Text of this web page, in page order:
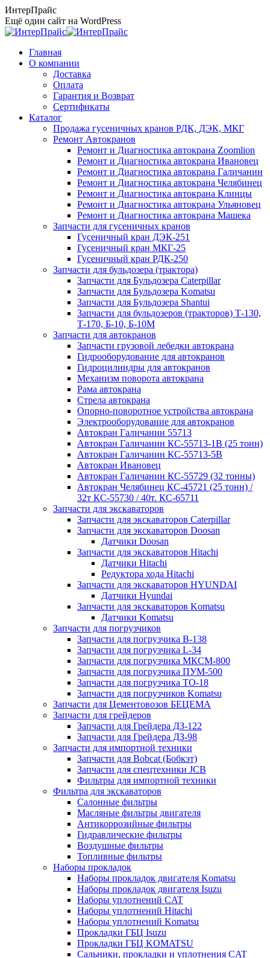
Перейти
к
содержанию
ИнтерПрайс
Ещё один сайт на WordPress
Главная
О компании
Доставка
Оплата
Гарантия и Возврат
Сертификаты
Каталог
Продажа гусеничных кранов РДК, ДЭК, МКГ
Ремонт Автокранов
Ремонт и Диагностика автокрана Zoomlion
Ремонт и Диагностика автокрана Ивановец
Ремонт и Диагностика автокрана Галичанин
Ремонт и Диагностика автокрана Челябинец
Ремонт и Диагностика автокрана Клинцы
Ремонт и Диагностика автокрана Ульяновец
Ремонт и Диагностика автокрана Машека
Запчасти для гусеничных кранов
Гусеничный кран ДЭК-251
Гусеничный кран МКГ-25
Гусеничный кран РДК-250
Запчасти для бульдозера (трактора)
Запчасти для Бульдозера Caterpillar
Запчасти для Бульдозера Komatsu
Запчасти для Бульдозера Shantui
Запчасти для бульдозеров (тракторов) Т-130,
Т-170, Б-10, Б-10М
Запчасти для автокранов
Запчасти грузовой лебедки автокрана
Гидрооборудование для автокранов
Гидроцилиндры для автокранов
Механизм поворота автокрана
Рама автокрана
Стрела автокрана
Опорно-поворотное устройства автокрана
Электрооборудование для автокранов
Автокран Галичанин 55713
Автокран Галичанин КС-55713-1В (25 тонн)
Автокран Галичанин КС-55713-5В
Автокран Ивановец
Автокран Галичанин КС-55729 (32 тонны)
Автокран Челябинец КС-45721 (25 тонн) /
32т КС-55730 / 40т. КС-65711
Запчасти для экскаваторов
Запчасти для экскаваторов Caterpillar
Запчасти для экскаваторов Doosan
Датчики Doosan
Запчасти для экскаваторов Hitachi
Датчики Hitachi
Редуктора хода Hitachi
Запчасти для экскаваторов HYUNDAI
Датчики Hyundai
Запчасти для экскаваторов Komatsu
Датчики Komatsu
Запчасти для погрузчиков
Запчасти для погрузчика B-138
Запчасти для погрузчика L-34
Запчасти для погрузчика МКСМ-800
Запчасти для погрузчика ПУМ-500
Запчасти для погрузчика ТО-18
Запчасти для погрузчиков Komatsu
Запчасти для Цементовозов БЕЦЕМА
Запчасти для грейдеров
Запчасти для Грейдера ДЗ-122
Запчасти для Грейдера ДЗ-98
Запчасти для импортной техники
Запчасти для Bobcat (Бобкэт)
Запчасти для спецтехники JCB
Фильтры для импортной техники
Фильтра для экскаваторов
Салонные фильтры
Масляные фильтры двигателя
Антикоррозийные фильтры
Гидравлические фильтры
Воздушные фильтры
Топливные фильтры
Наборы прокладок
Наборы прокладок двигателя Komatsu
Наборы прокладок двигателя Isuzu
Наборы уплотнений CAT
Наборы уплотнений Hitachi
Наборы уплотнений Komatsu
Прокладки ГБЦ Isuzu
Прокладки ГБЦ KOMATSU
Сальники, прокладки и уплотнения CAT